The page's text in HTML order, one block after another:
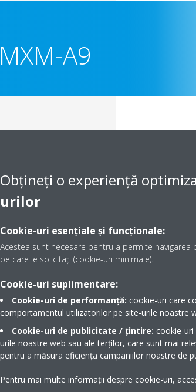
A9
Sorry, we could not
Obțineți o experiență
urilor
Cookie-uri esențiale și funcționale:
Acestea sunt necesare pentru a permite
pe care le solicitați (cookie-uri minimale).
Cookie-uri suplimentare:
Cookie-uri de performanță: cookie-uri care
comportamentul utilizatorilor pe site-urile noastre
Cookie-uri de publicitate / țintire: cookie-
urile noastre web sau ale terților, care sunt mai
pentru a măsura eficiența campaniilor noastre de
Pentru mai multe informații despre cookie-uri,